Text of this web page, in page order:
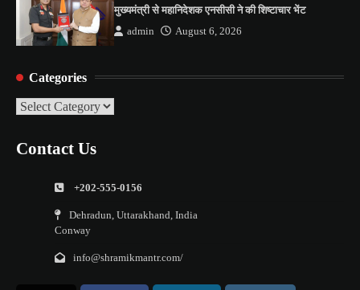
मुख्यमंत्री से महानिदेशक एनसीसी ने की शिष्टाचार भेंट
admin August 6, 2026
Categories
Categories
Contact Us
+202-555-0156
Dehradun, Uttarakhand, India
Conway
info@shramikmantr.com/